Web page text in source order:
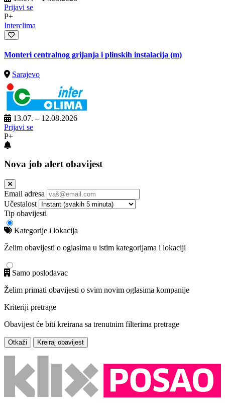
Prijavi se
P+
Interclima
Monteri centralnog grijanja i plinskih instalacija (m)
Sarajevo
13.07. – 12.08.2026
Prijavi se
P+
Nova job alert obavijest
Email adresa
Učestalost
Tip obavijesti
Kategorije i lokacija
Želim obavijesti o oglasima u istim kategorijama i lokaciji
Samo poslodavac
Želim primati obavijesti o svim novim oglasima kompanije
Kriteriji pretrage
Obavijest će biti kreirana sa trenutnim filterima pretrage
Otkaži Kreiraj obavijest